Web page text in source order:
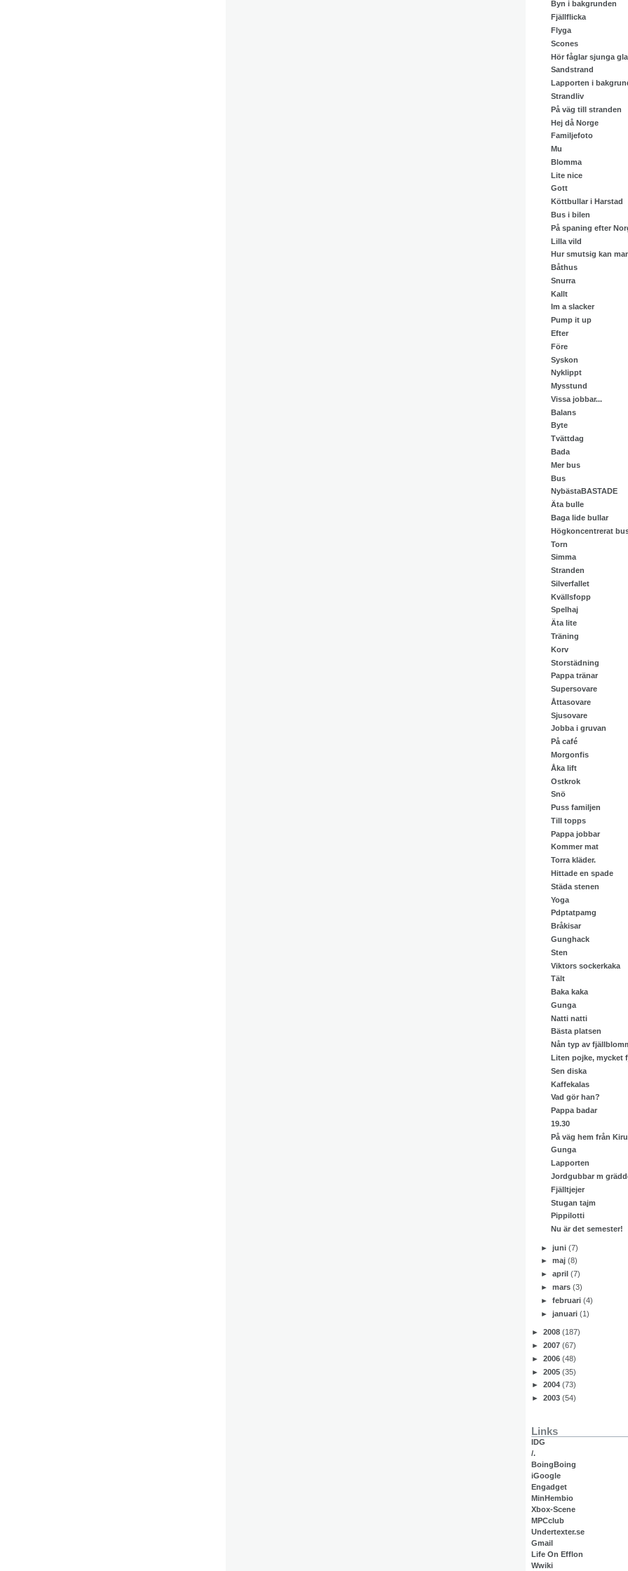
Byn i bakgrunden
Fjällflicka
Flyga
Scones
Hör fåglar sjunga
Sandstrand
Lapporten i
Strandliv
På väg till stranden
Hej då Norge
Familjefoto
Mu
Blomma
Lite nice
Gott
Köttbullar i Harstad
Bus i bilen
På spaning efter
Lilla vild
Hur smutsig kan
Båthus
Snurra
Kallt
Im a slacker
Pump it up
Efter
Före
Syskon
Nyklippt
Mysstund
Vissa jobbar...
Balans
Byte
Tvättdag
Bada
Mer bus
Bus
NybästaBASTADE
Äta bulle
Baga lide bullar
Högkoncentrerat
Torn
Simma
Stranden
Silverfallet
Kvällsfopp
Spelhaj
Äta lite
Träning
Korv
Storstädning
Pappa tränar
Supersovare
Åttasovare
Sjusovare
Jobba i gruvan
På café
Morgonfis
Åka lift
Ostkrok
Snö
Puss familjen
Till topps
Pappa jobbar
Kommer mat
Torra kläder.
Hittade en spade
Städa stenen
Yoga
Pdptatpamg
Bråkisar
Gunghack
Sten
Viktors sockerkaka
Tält
Baka kaka
Gunga
Natti natti
Bästa platsen
Nån typ av
Liten pojke, mycket
Sen diska
Kaffekalas
Vad gör han?
Pappa badar
19.30
På väg hem från
Gunga
Lapporten
Jordgubbar m
Fjälltjejer
Stugan tajm
Pippilotti
Nu är det semester!
►juni(7)
►maj(8)
►april(7)
►mars(3)
►februari(4)
►januari(1)
► 2008 (187)
► 2007 (67)
► 2006 (48)
► 2005 (35)
► 2004 (73)
► 2003 (54)
Links
IDG
/.
BoingBoing
iGoogle
Engadget
MinHembio
Xbox-Scene
MPCclub
Undertexter.se
Gmail
Life On Efflon
Wwiki